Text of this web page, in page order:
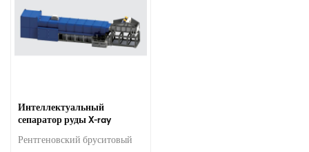
Интеллектуальный
сепаратор руды X-ray
Рентгеновский бруситовый